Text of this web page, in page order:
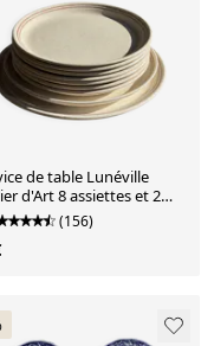
de table Lunéville
8 assiettes et 2
de service
(156)